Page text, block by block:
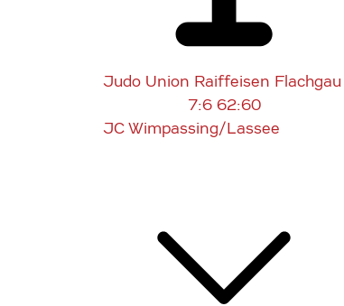
Judo Union Raiffeisen Flachgau
7:6 62:60
JC Wimpassing/Lassee